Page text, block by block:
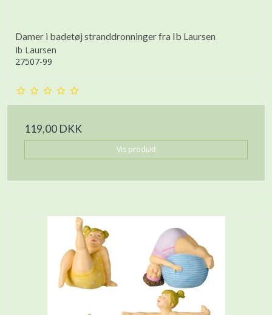
Damer i badetøj stranddronninger fra Ib Laursen
Ib Laursen
27507-99
119,00 DKK
Vis produkt